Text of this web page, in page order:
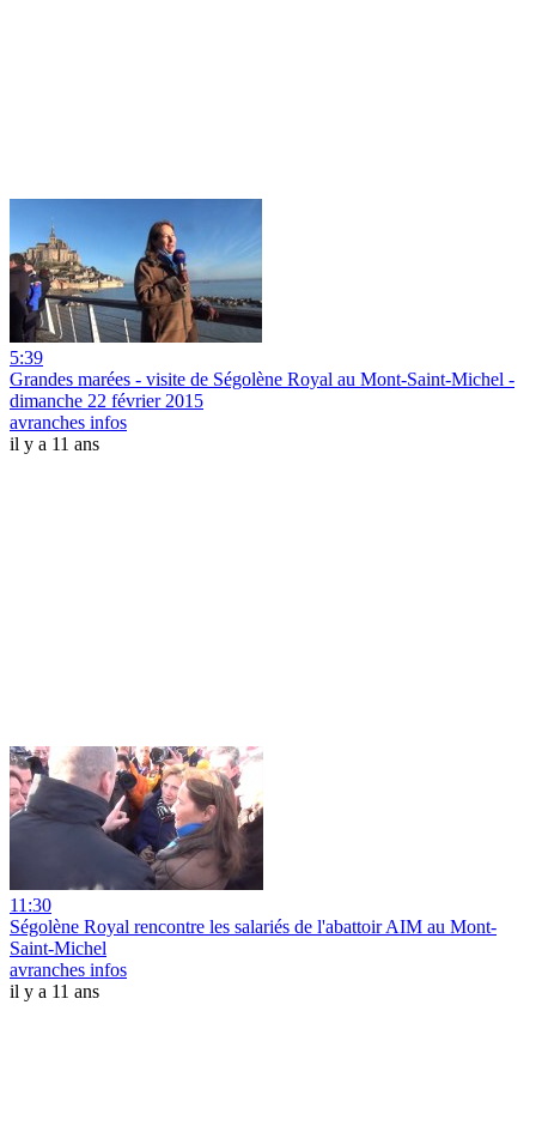
5:39
Grandes marées - visite de Ségolène Royal au Mont-Saint-Michel -
dimanche 22 février 2015
avranches infos
il y a 11 ans
11:30
Ségolène Royal rencontre les salariés de l'abattoir AIM au Mont-
Saint-Michel
avranches infos
il y a 11 ans